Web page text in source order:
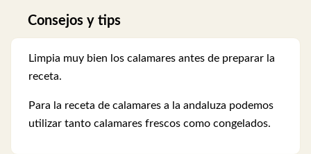
Consejos y tips
Limpia muy bien los calamares antes de preparar la
receta.
Para la receta de calamares a la andaluza podemos
utilizar tanto calamares frescos como congelados.